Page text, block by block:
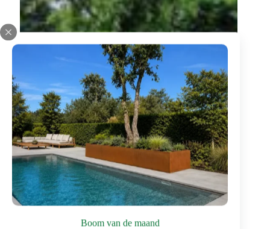
Boom van de maand